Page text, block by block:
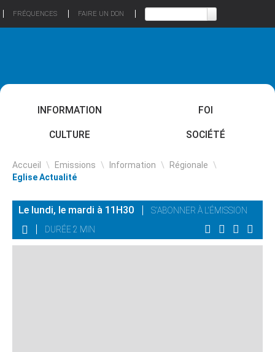
FRÉQUENCES FAIRE UN DON
INFORMATION FOI
CULTURE SOCIÉTÉ
Accueil \ Emissions \ Information \ Régionale \
Eglise Actualité
Le lundi, le mardi à 11H30
S'ABONNER À L'ÉMISSION
DURÉE 2 MIN